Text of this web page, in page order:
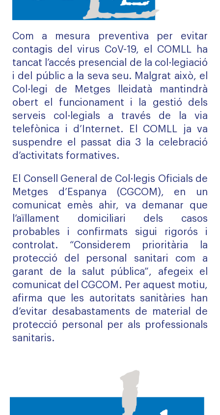
Com a mesura preventiva per evitar
contagis del virus CoV-19, el COMLL ha
tancat l’accés presencial de la col·legiació
i del públic a la seva seu. Malgrat això, el
Col·legi de Metges lleidatà mantindrà
obert el funcionament i la gestió dels
serveis col·legials a través de la via
telefònica i d’Internet. El COMLL ja va
suspendre el passat dia 3 la celebració
d’activitats formatives.
El Consell General de Col·legis Oficials de
Metges d’Espanya (CGCOM), en un
comunicat emès ahir, va demanar que
l’aïllament domiciliari dels casos
probables i confirmats sigui rigorós i
controlat. “Considerem prioritària la
protecció del personal sanitari com a
garant de la salut pública”, afegeix el
comunicat del CGCOM. Per aquest motiu,
afirma que les autoritats sanitàries han
d’evitar desabastaments de material de
protecció personal per als professionals
sanitaris.